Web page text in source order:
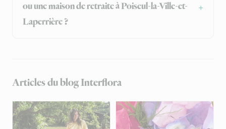
ou une maison de retraite à Poiseul-la-Ville-et-
Laperrière ?
Articles du blog Interflora